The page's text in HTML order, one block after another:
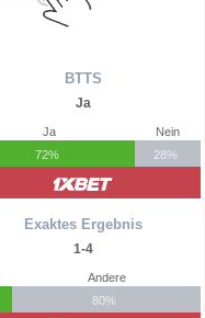
BTTS
Ja
Ja
72%
Nein
28%
Exaktes Ergebnis
1-4
Andere
80%